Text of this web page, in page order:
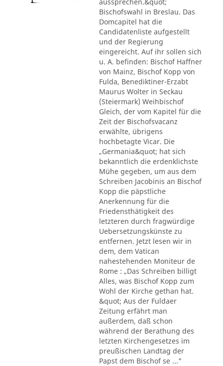
Bischofswahl in Breslau. Das
Domcapitel hat die
Candidatenliste aufgestellt
und der Regierung
eingereicht. Auf ihr sollen sich
u. A. befinden: Bischof Haffner
von Mainz, Bischof Kopp von
Fulda, Benediktiner-Erzabt
Maurus Wolter in Seckau
(Steiermark) Weihbischof
Gleich, der vom Kapitel für die
Zeit der Bischofsvacanz
erwählte, übrigens
hochbetagte Vicar. Die
„Germania&quot; hat sich
bekanntlich die erdenklichste
Mühe gegeben, um aus dem
Schreiben Jacobinis an Bischof
Kopp die päpstliche
Anerkennung für die
Friedensthätigkeit des
letzteren durch fragwürdige
Uebersetzungskünste zu
entfernen. Jetzt lesen wir in
dem, dem Vatican
nahestehenden Moniteur de
Rome : „Das Schreiben billigt
Alles, was Bischof Kopp zum
Wohl der Kirche gethan hat.
&quot; Aus der Fuldaer
Zeitung erfährt man
außerdem, daß schon
während der Berathung des
letzten Kirchengesetzes im
preußischen Landtag der
Papst dem Bischof se ..."